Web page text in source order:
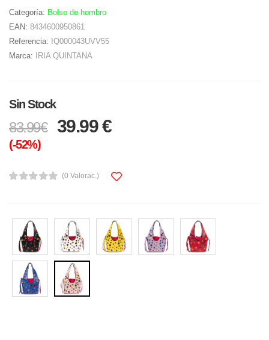
Categoría: Bolso de hombro
EAN: 8434600950861
Referencia: IQ000043UVV55
Marca:
IRIA QUINTANA
Sin Stock
83.99€ 39.99 €
(-52%)
(0 Valorac.)